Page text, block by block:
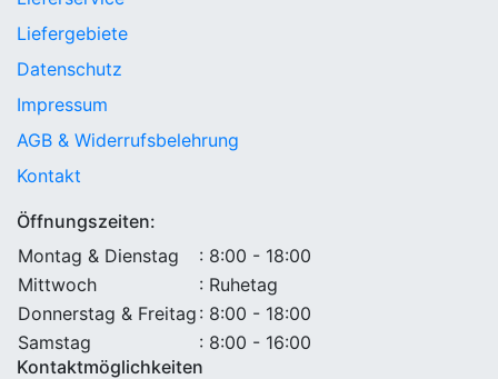
Liefergebiete
Datenschutz
Impressum
AGB & Widerrufsbelehrung
Kontakt
Öffnungszeiten:
Montag & Dienstag
: 8:00 - 18:00
Mittwoch
: Ruhetag
Donnerstag & Freitag : 8:00 - 18:00
Samstag
: 8:00 - 16:00
Kontaktmöglichkeiten